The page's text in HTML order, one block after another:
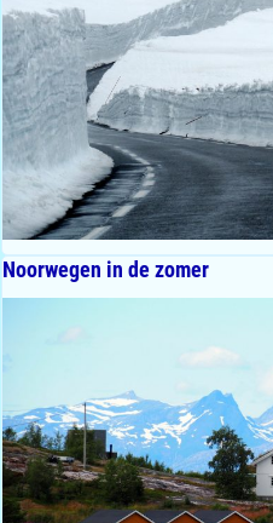
Noorwegen in de zomer